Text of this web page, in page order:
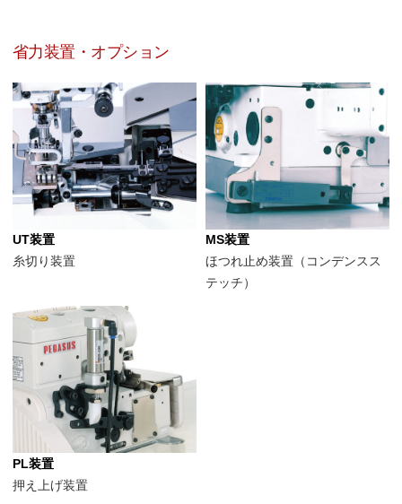
省力装置・オプション
UT装置
糸切り装置
MS装置
ほつれ止め装置（コンデンスス
テッチ）
PL装置
押え上げ装置